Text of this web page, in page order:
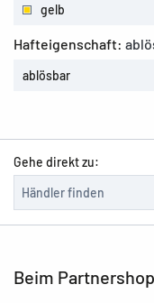
gelb
Hafteigenschaft:
ablösbar
Gehe direkt zu:
Beim